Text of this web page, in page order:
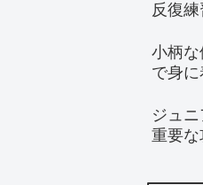
反復
小柄
で身
ジュ
重要な